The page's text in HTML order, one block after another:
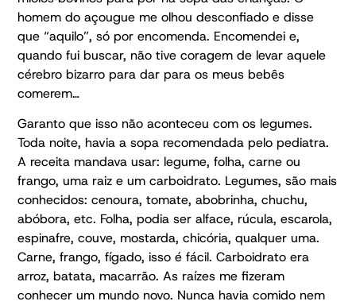
homem do açougue me olhou desconfiado e disse
que “aquilo”, só por encomenda. Encomendei e,
quando fui buscar, não tive coragem de levar aquele
cérebro bizarro para dar para os meus bebês
comerem…
Garanto que isso não aconteceu com os legumes.
Toda noite, havia a sopa recomendada pelo pediatra.
A receita mandava usar: legume, folha, carne ou
frango, uma raiz e um carboidrato. Legumes, são mais
conhecidos: cenoura, tomate, abobrinha, chuchu,
abóbora, etc. Folha, podia ser alface, rúcula, escarola,
espinafre, couve, mostarda, chicória, qualquer uma.
Carne, frango, fígado, isso é fácil. Carboidrato era
arroz, batata, macarrão. As raízes me fizeram
conhecer um mundo novo. Nunca havia comido nem